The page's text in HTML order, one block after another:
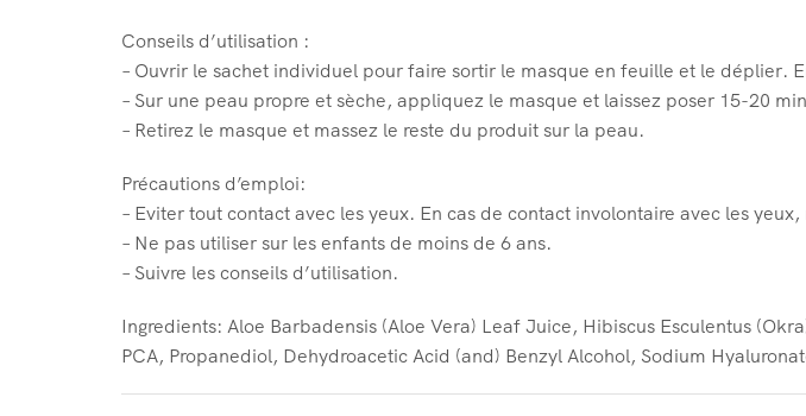
Conseils d’utilisation :
– Ouvrir le sachet individuel pour faire sortir le masque en feuille et le déplier.
– Sur une peau propre et sèche, appliquez le masque et laissez poser 15-20
– Retirez le masque et massez le reste du produit sur la peau.
Précautions d’emploi:
– Eviter tout contact avec les yeux. En cas de contact involontaire avec les
– Ne pas utiliser sur les enfants de moins de 6 ans.
– Suivre les conseils d’utilisation.
Ingredients: Aloe Barbadensis (Aloe Vera) Leaf Juice, Hibiscus Esculentus
PCA, Propanediol, Dehydroacetic Acid (and) Benzyl Alcohol, Sodium